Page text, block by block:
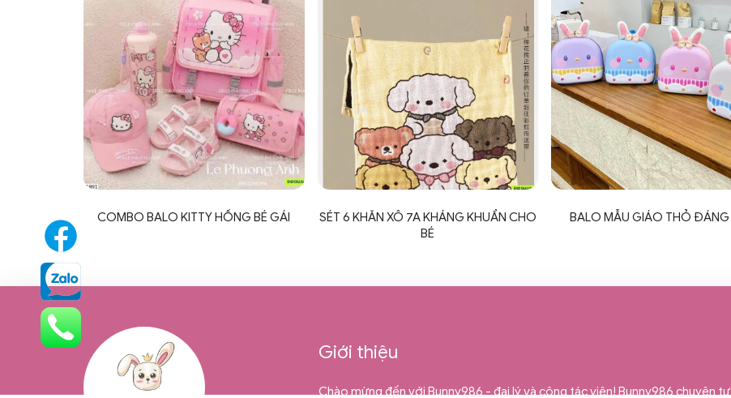
COMBO BALO KITTY HỒNG BÉ GÁI
SÉT 6 KHĂN XÔ 7A KHÁNG KHUẨN CHO
BÉ
BALO MẪU GIÁO THỎ ĐÁNG
Giới thiệu
Chào mừng đến với Bunny986 - đại lý và cộng tác viên! Bunny986 chuyên